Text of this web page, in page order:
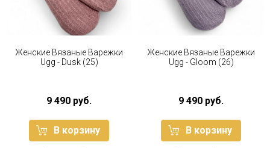
Женские Вязаные Варежки
Ugg - Dusk (25)
9 490 руб.
В корзину
Женские Вязаные Варежки
Ugg - Gloom (26)
9 490 руб.
В корзину